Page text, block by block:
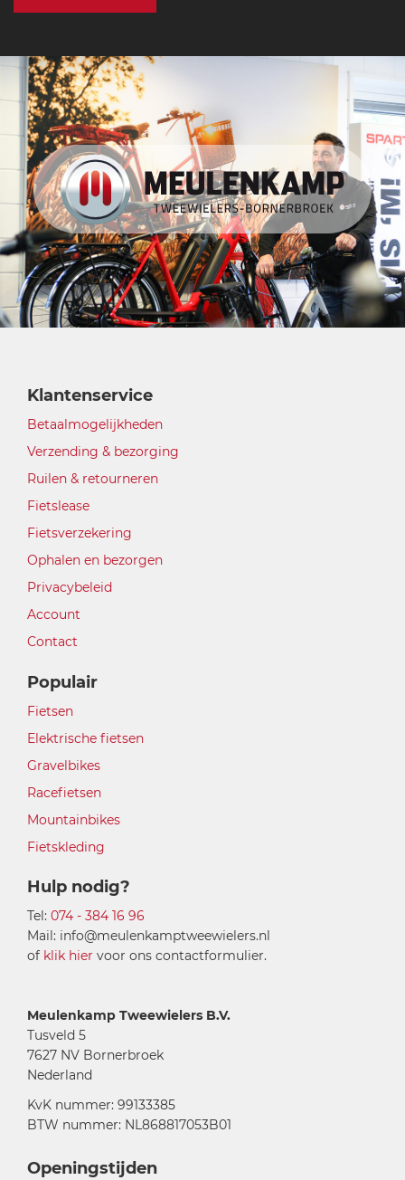
Klantenservice
Betaalmogelijkheden
Verzending & bezorging
Ruilen & retourneren
Fietslease
Fietsverzekering
Ophalen en bezorgen
Privacybeleid
Account
Contact
Populair
Fietsen
Elektrische fietsen
Gravelbikes
Racefietsen
Mountainbikes
Fietskleding
Hulp nodig?
Tel: 074 - 384 16 96
Mail: info@meulenkamptweewielers.nl
of klik hier voor ons contactformulier.
Meulenkamp Tweewielers B.V.
Tusveld 5
7627 NV Bornerbroek
Nederland
KvK nummer: 99133385
BTW nummer: NL868817053B01
Openingstijden